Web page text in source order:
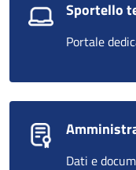
Sportello
Portale
Dati e